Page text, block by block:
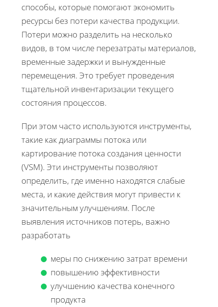
способы, которые помогают экономить
ресурсы без потери качества продукции.
Потери можно разделить на несколько
видов, в том числе перезатраты материалов,
временные задержки и вынужденные
перемещения. Это требует проведения
тщательной инвентаризации текущего
состояния процессов.
При этом часто используются инструменты,
такие как диаграммы потока или
картирование потока создания ценности
(VSM). Эти инструменты позволяют
определить, где именно находятся слабые
места, и какие действия могут привести к
значительным улучшениям. После
выявления источников потерь, важно
разработать
меры по снижению затрат времени
повышению эффективности
улучшению качества конечного
продукта